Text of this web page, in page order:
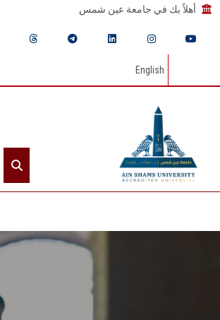
أهلاً بك في جامعة عين شمس
English
الرئيسيـة